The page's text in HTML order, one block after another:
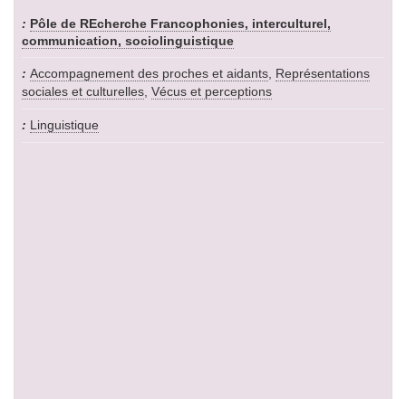
Pôle de REcherche Francophonies, interculturel,
communication, sociolinguistique
Accompagnement des proches et aidants, Représentations
sociales et culturelles, Vécus et perceptions
Linguistique